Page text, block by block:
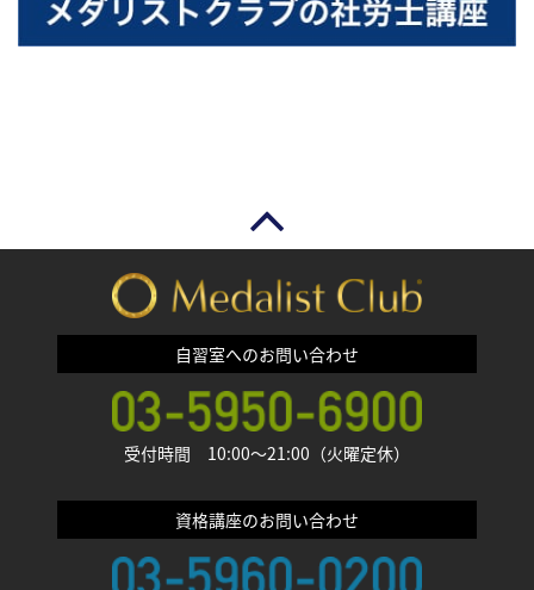
自習室へのお問い合わせ
受付時間 10:00〜21:00（火曜定休）
資格講座のお問い合わせ